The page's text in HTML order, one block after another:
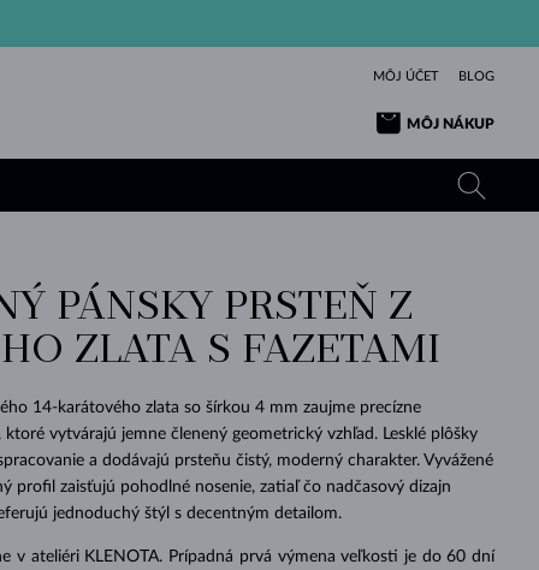
MÔJ ÚČET BLOG
MÔJ NÁKUP
VÝNIMOČNÝ
POZRIEŤ
LÁSKA
POZRIEŤ
ŽLTÉ ZLATO
RUŽOVÉ ZLATO
KRÁSOU
POZRIEŤ
TANZANITY
TOPÁSY
TURMALÍNY
VLTAVÍNY
PRE BÁBÄTKÁ
SVADOBNÉ
BIELE ZLATO
KRÁSNE
POZRIEŤ
TURMALÍNY
VLTAVÍNY
MINERÁLY
PERLOVÉ PRÍVESKY
BIELE ZLATO
ŽLTÉ ZLATO
RUŽOVÉ ZLATO
PRÍVESKY
POZRIEŤ
NÁRAMKY
POZRIEŤ
ELEGANCIA
POZRIEŤ
ZAFÍRY
SMARAGDY
VLTAVÍNY
MINERÁLY
SVADOBNÉ
ŽLTÉ ZLATO
BIELE ZLATO
ŠPERKY
POZRIEŤ
KRÁSU
POZRIEŤ
KOLEKCIE
POZRIEŤ
PÁNSKY PRSTEŇ Z
ZLATA S FAZETAMI
14-karátového zlata so šírkou 4 mm zaujme precízne
vytvárajú jemne členený geometrický vzhľad. Lesklé plôšky
a dodávajú prsteňu čistý, moderný charakter. Vyvážené
profil zaisťujú pohodlné nosenie, zatiaľ čo nadčasový dizajn
jednoduchý štýl s decentným detailom.
v ateliéri KLENOTA. Prípadná prvá výmena veľkosti je do 60 dní